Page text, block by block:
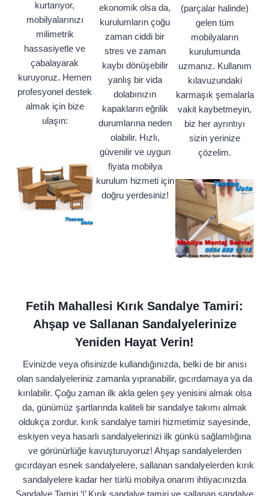
kurtarıyor,
mobilyalarınızı
milimetrik
hassasiyetle ve
çabalayarak
kuruyoruz. Hemen
profesyonel destek
almak için bize
ulaşın:
ekonomik olsa da,
kurulumların çoğu
zaman ciddi bir
stres ve zaman
kaybı dönüşebilir
yanlış bir vida
dolabınızın
kapakların eğrilik
durumlarına neden
olabilir. Hızlı,
güvenilir ve uygun
fiyata mobilya
kurulum hizmeti için
doğru yerdesiniz!
(parçalar halinde)
gelen tüm
mobilyaların
kurulumunda
uzmanız. Kullanım
kılavuzundaki
karmaşık şemalarla
vakit kaybetmeyin,
biz her ayrıntıyı
sizin yerinize
çözelim.
Fetih Mahallesi Kırık Sandalye Tamiri:
Ahşap ve Sallanan Sandalyelerinize
Yeniden Hayat Verin!
Evinizde veya ofisinizde kullandığınızda, belki de bir anısı
olan sandalyeleriniz zamanla yıpranabilir, gıcırdamaya ya da
kırılabilir. Çoğu zaman ilk akla gelen şey yenisini almak olsa
da, günümüz şartlarında kaliteli bir sandalye takımı almak
oldukça zordur. kırık sandalye tamiri hizmetimiz sayesinde,
eskiyen veya hasarlı sandalyelerinizi ilk günkü sağlamlığına
ve görünürlüğe kavuşturuyoruz! Ahşap sandalyelerden
gıcırdayan esnek sandalyelere, sallanan sandalyelerden kırık
sandalyelere kadar her türlü mobilya onarım ihtiyacınızda